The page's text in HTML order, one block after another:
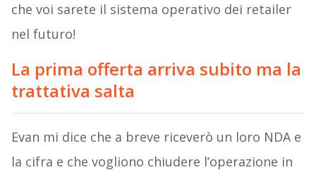
che voi sarete il sistema operativo dei retailer
nel futuro!
La prima offerta arriva subito ma la
trattativa salta
Evan mi dice che a breve riceverò un loro NDA e
la cifra e che vogliono chiudere l’operazione in